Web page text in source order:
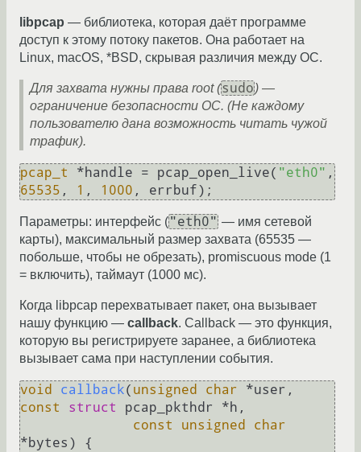
libpcap — библиотека, которая даёт программе
доступ к этому потоку пакетов. Она работает на
Linux, macOS, *BSD, скрывая различия между ОС.
Для захвата нужны права root (sudo) —
ограничение безопасности ОС. (Не каждому
пользователю дана возможность читать чужой
трафик).
pcap_t *handle = pcap_open_live( "eth0"
,
65535 , 1 , 1000
Параметры: интерфейс ("eth0" — имя сетевой
карты), максимальный размер захвата (65535 —
побольше, чтобы не обрезать), promiscuous mode (1
= включить), таймаут (1000 мс).
Когда libpcap перехватывает пакет, она вызывает
нашу функцию — callback. Callback — это функция,
которую вы регистрируете заранее, а библиотека
вызывает сама при наступлении события.
void callback( unsigned char
const
struct
pcap_pkthdr *h,
const
unsigned
char
*bytes)
{